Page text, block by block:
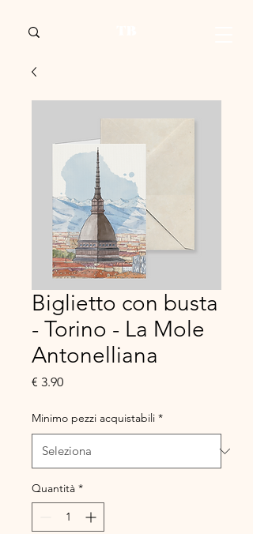
Biglietto con busta
- Torino - La Mole
Antonelliana
€ 3.90Prezzo
Minimo pezzi acquistabili *
Quantità *